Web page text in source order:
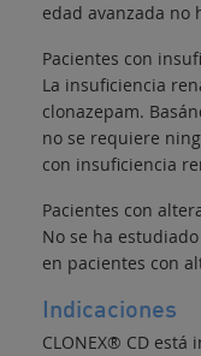
edad avanzada no
Pacientes con
La insuficiencia
clonazepam.
no se requiere
con insuficiencia
Pacientes con
No se ha
en pacientes con
Indicaciones
CLONEX® CD